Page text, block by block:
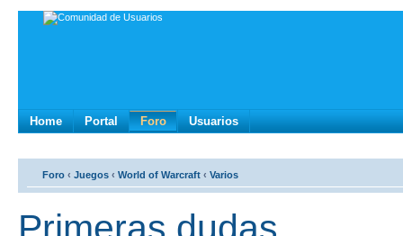
Home Portal Foro Usuarios
Foro ‹ Juegos ‹ World of Warcraft ‹ Varios
Primeras dudas...